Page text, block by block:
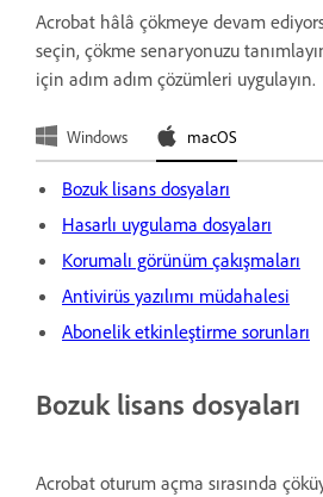
Acrobat hâlâ çökmeye devam
seçin, çökme senaryonuzu
için adım adım çözümleri uygulayın.
Windows macOS
Bozuk lisans dosyaları
Hasarlı uygulama dosyaları
Korumalı görünüm çakışmaları
Antivirüs yazılımı müdahalesi
Abonelik etkinleştirme sorunları
Bozuk lisans dosyaları
Acrobat oturum açma sırasında